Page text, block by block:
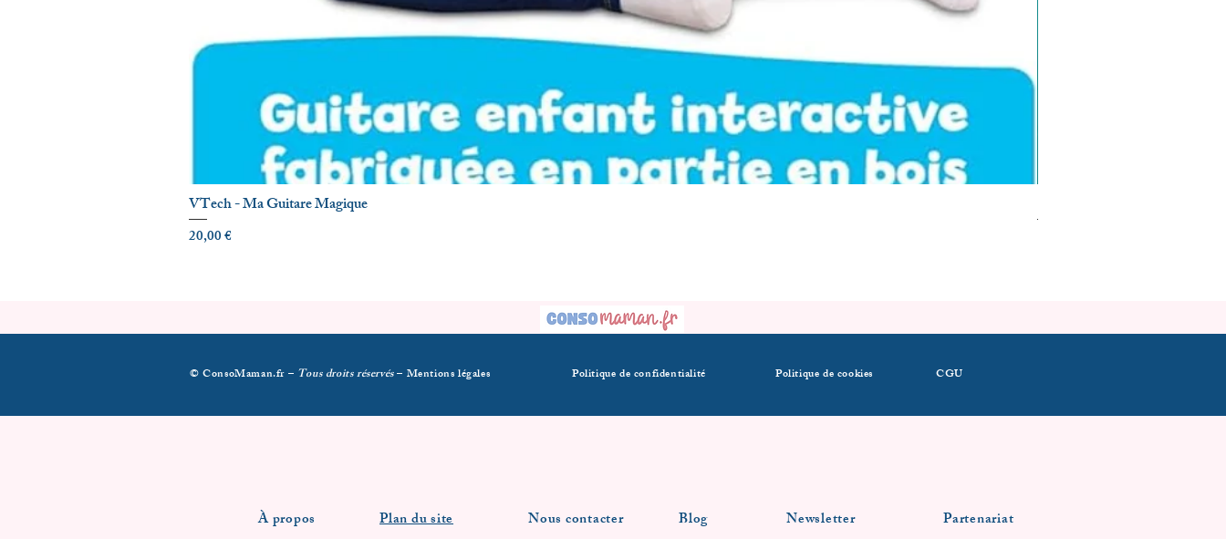
VTech - Ma Guitare Magique
Prix
20,00 €
© ConsoMaman.fr – Tous droits réservés– Mentions légales Politique de cookies CGU
Politique de confidentialité
À propos Nous contacter
Plan du site Blog Newsletter Partenariat